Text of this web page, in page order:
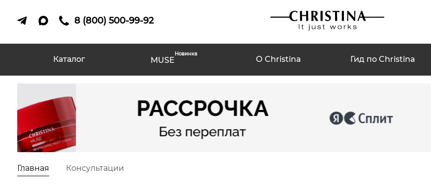
8 (800) 500-99-92
Каталог MUSE
Новинка
О Christina Гид по Christina
Главная Консультации